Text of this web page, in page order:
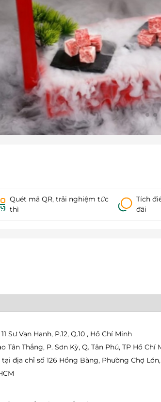
Quét mã QR, trải nghiệm tức
thì
Tích
đãi
Sư Vạn Hạnh, P.12, Q.10 , Hồ Chí Minh
Tân Thắng, P. Sơn Kỳ, Q. Tân Phú, TP Hồ Chí
địa chỉ số 126 Hồng Bàng, Phường Chợ